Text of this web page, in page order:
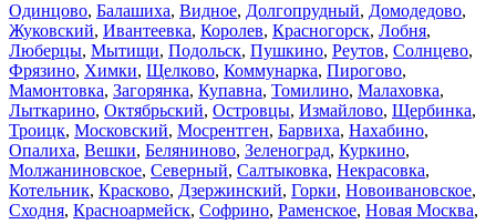
Одинцово, Балашиха, Видное, Долгопрудный, Домодедово,
Жуковский, Ивантеевка, Королев, Красногорск, Лобня,
Люберцы, Мытищи, Подольск, Пушкино, Реутов, Солнцево,
Фрязино, Химки, Щелково, Коммунарка, Пирогово,
Мамонтовка, Загорянка, Купавна, Томилино, Малаховка,
Лыткарино, Октябрьский, Островцы, Измайлово, Щербинка,
Троицк, Московский, Мосрентген, Барвиха, Нахабино,
Опалиха, Вешки, Беляниново, Зеленоград, Куркино,
Молжаниновское, Северный, Салтыковка, Некрасовка,
Котельник, Красково, Дзержинский, Горки, Новоивановское,
Сходня, Красноармейск, Софрино, Раменское, Новая Москва,